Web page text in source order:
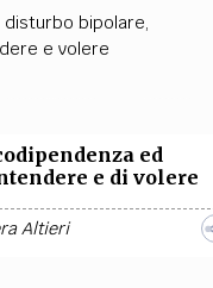
disturbo bipolare,
e volere
ed
e di volere
Altieri